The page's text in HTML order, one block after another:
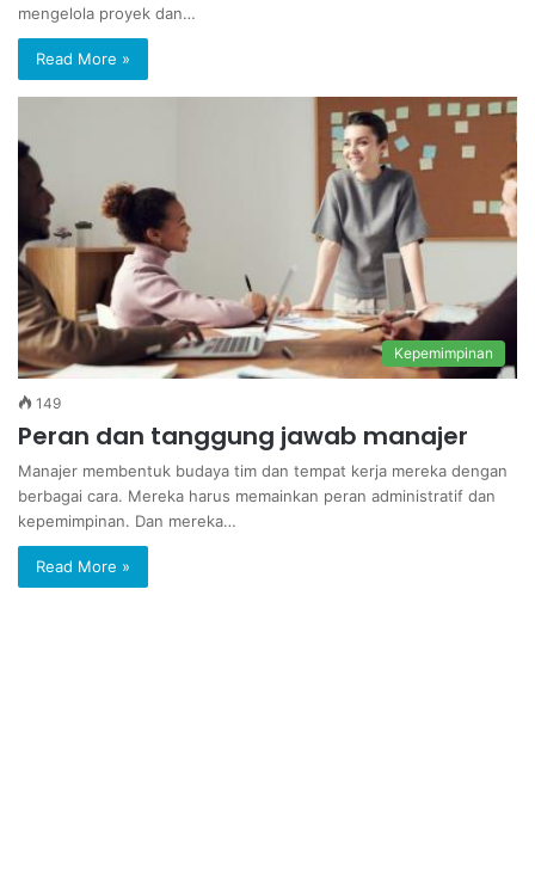
mengelola proyek dan…
Read More »
Kepemimpinan
149
Peran dan tanggung jawab manajer
Manajer membentuk budaya tim dan tempat kerja mereka dengan
berbagai cara. Mereka harus memainkan peran administratif dan
kepemimpinan. Dan mereka…
Read More »